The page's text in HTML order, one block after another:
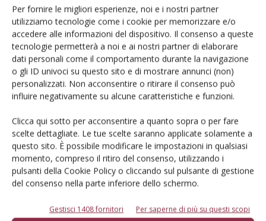
Per fornire le migliori esperienze, noi e i nostri partner
utilizziamo tecnologie come i cookie per memorizzare e/o
accedere alle informazioni del dispositivo. Il consenso a queste
tecnologie permetterà a noi e ai nostri partner di elaborare
dati personali come il comportamento durante la navigazione
o gli ID univoci su questo sito e di mostrare annunci (non)
personalizzati. Non acconsentire o ritirare il consenso può
influire negativamente su alcune caratteristiche e funzioni.
Clicca qui sotto per acconsentire a quanto sopra o per fare
scelte dettagliate. Le tue scelte saranno applicate solamente a
questo sito. È possibile modificare le impostazioni in qualsiasi
momento, compreso il ritiro del consenso, utilizzando i
pulsanti della Cookie Policy o cliccando sul pulsante di gestione
del consenso nella parte inferiore dello schermo.
Gestisci 1408 fornitori Per saperne di più su questi scopi
Articoli correlati
Da Confai Bergamo un progetto per
formare tecnici in agricoltura
Approvato in via definitiva il Decreto
80esima assemblea annuale per Cai
Agromec